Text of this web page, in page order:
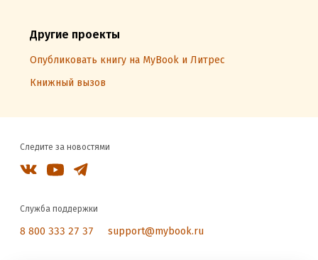
Другие проекты
Опубликовать книгу на MyBook и Литрес
Книжный вызов
Следите за новостями
Служба поддержки
8 800 333 27 37 support@mybook.ru